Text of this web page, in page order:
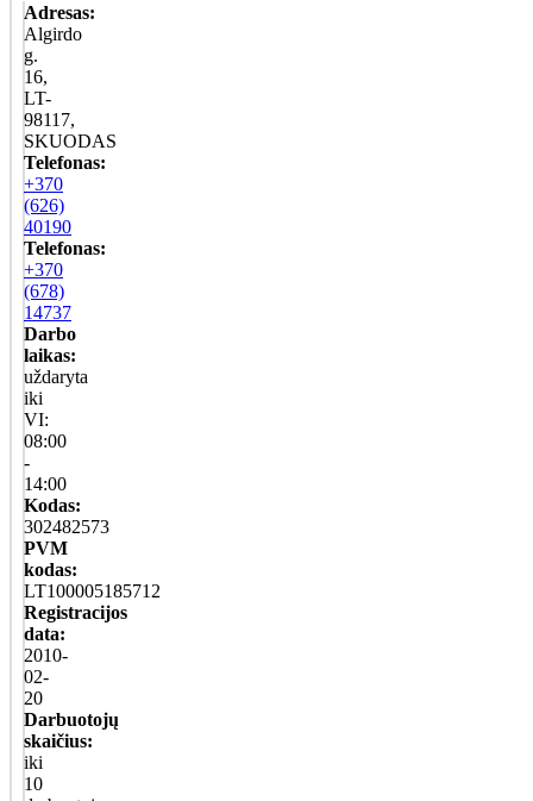
Adresas:
Algirdo
g.
16,
LT-
98117,
SKUODAS
Telefonas:
+370
(626)
40190
Telefonas:
+370
(678)
14737
Darbo
laikas:
uždaryta
iki
VI:
08:00
-
14:00
Kodas:
302482573
PVM
kodas:
LT100005185712
Registracijos
data:
2010-
02-
20
Darbuotojų
skaičius:
iki
10